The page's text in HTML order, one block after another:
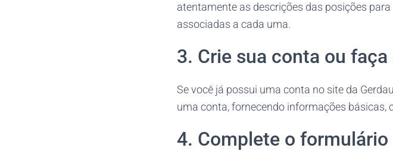
atentamente as descrições das posições
associadas a cada uma.
3. Crie sua conta ou faça
Se você já possui uma conta no site da
uma conta, fornecendo informações básicas,
4. Complete o